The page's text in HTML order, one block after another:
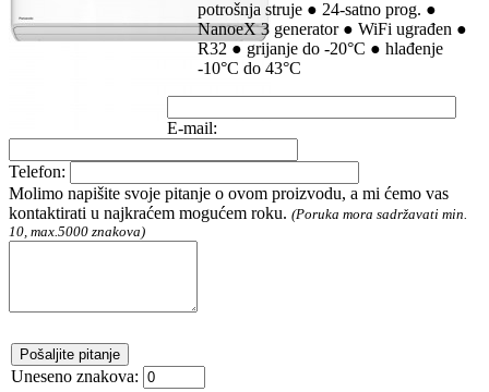
potrošnja struje ● 24-satno prog. ●
NanoeX 3 generator ● WiFi ugrađen ●
R32 ● grijanje do -20°C ● hlađenje
-10°C do 43°C
E-mail:
Telefon:
Molimo napišite svoje pitanje o ovom proizvodu, a mi ćemo vas
kontaktirati u najkraćem mogućem roku. (Poruka mora sadržavati min.
10, max.5000 znakova)
Uneseno znakova: